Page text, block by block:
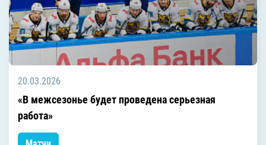
20.03.2026
«В межсезонье будет проведена серьезная
работа»